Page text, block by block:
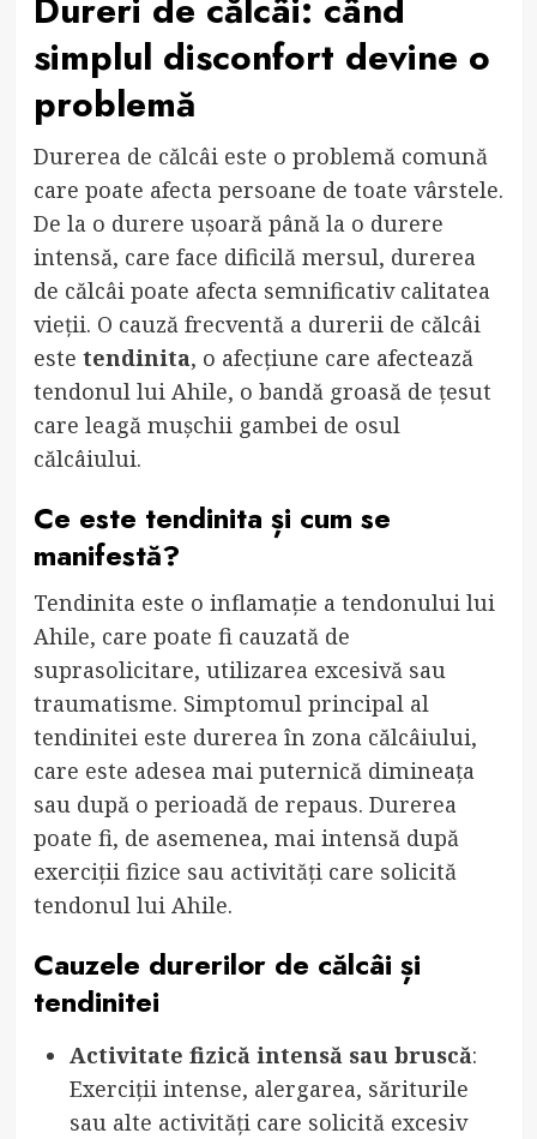
simplul disconfort devine o
problemă
Durerea de călcâi este o problemă comună
care poate afecta persoane de toate vârstele.
De la o durere ușoară până la o durere
intensă, care face dificilă mersul, durerea
de călcâi poate afecta semnificativ calitatea
vieții. O cauză frecventă a durerii de călcâi
este tendinita, o afecțiune care afectează
tendonul lui Ahile, o bandă groasă de țesut
care leagă mușchii gambei de osul
călcâiului.
Ce este tendinita și cum se
manifestă?
Tendinita este o inflamație a tendonului lui
Ahile, care poate fi cauzată de
suprasolicitare, utilizarea excesivă sau
traumatisme. Simptomul principal al
tendinitei este durerea în zona călcâiului,
care este adesea mai puternică dimineața
sau după o perioadă de repaus. Durerea
poate fi, de asemenea, mai intensă după
exerciții fizice sau activități care solicită
tendonul lui Ahile.
Cauzele durerilor de călcâi și
tendinitei
Activitate fizică intensă sau bruscă:
Exerciții intense, alergarea, săriturile
sau alte activități care solicită excesiv